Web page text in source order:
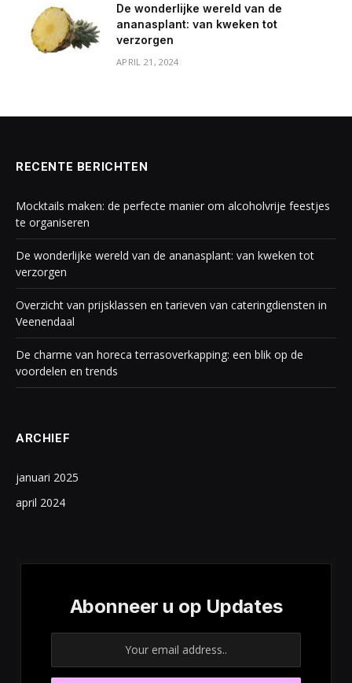
De wonderlijke wereld van de
ananasplant: van kweken tot
verzorgen
APRIL 21, 2024
RECENTE BERICHTEN
Mocktails maken: de perfecte manier om alcoholvrije feestjes
te organiseren
De wonderlijke wereld van de ananasplant: van kweken tot
verzorgen
Overzicht van prijsklassen en tarieven van cateringdiensten in
Veenendaal
De charme van horeca terrasoverkapping: een blik op de
voordelen en trends
ARCHIEF
januari 2025
april 2024
Abonneer u op Updates